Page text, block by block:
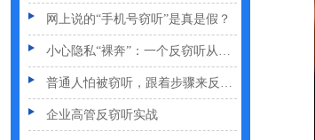
网上说的“手机号窃听”是真是假？
小心隐私“裸奔”：一个反窃听从业者的血泪提醒
普通人怕被窃听，跟着步骤来反窃听
企业高管反窃听实战
一篇讲透偷拍设备藏哪儿、怎么查